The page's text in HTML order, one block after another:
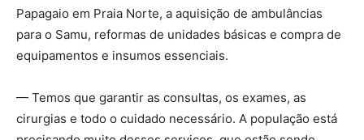
Papagaio em Praia Norte, a aquisição de ambulâncias
para o Samu, reformas de unidades básicas e compra de
equipamentos e insumos essenciais.
— Temos que garantir as consultas, os exames, as
cirurgias e todo o cuidado necessário. A população está